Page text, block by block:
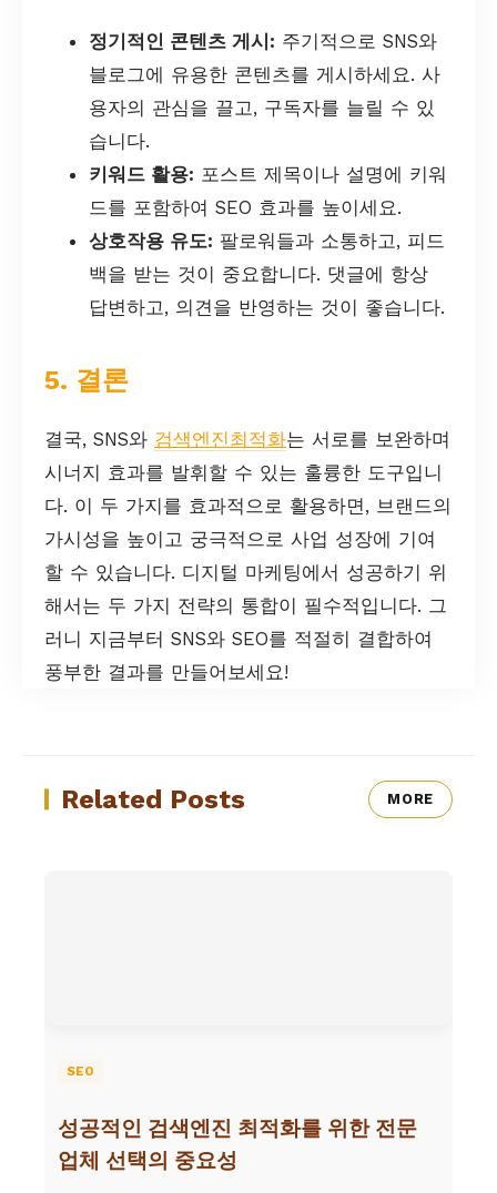
정기적인 콘텐츠 게시: 주기적으로 SNS와
블로그에 유용한 콘텐츠를 게시하세요. 사
용자의 관심을 끌고, 구독자를 늘릴 수 있
습니다.
키워드 활용: 포스트 제목이나 설명에 키워
드를 포함하여 SEO 효과를 높이세요.
상호작용 유도: 팔로워들과 소통하고, 피드
백을 받는 것이 중요합니다. 댓글에 항상
답변하고, 의견을 반영하는 것이 좋습니다.
5. 결론
결국, SNS와 검색엔진최적화는 서로를 보완하며
시너지 효과를 발휘할 수 있는 훌륭한 도구입니
다. 이 두 가지를 효과적으로 활용하면, 브랜드의
가시성을 높이고 궁극적으로 사업 성장에 기여
할 수 있습니다. 디지털 마케팅에서 성공하기 위
해서는 두 가지 전략의 통합이 필수적입니다. 그
러니 지금부터 SNS와 SEO를 적절히 결합하여
풍부한 결과를 만들어보세요!
Related Posts MORE
SEO
성공적인 검색엔진 최적화를 위한 전문
업체 선택의 중요성